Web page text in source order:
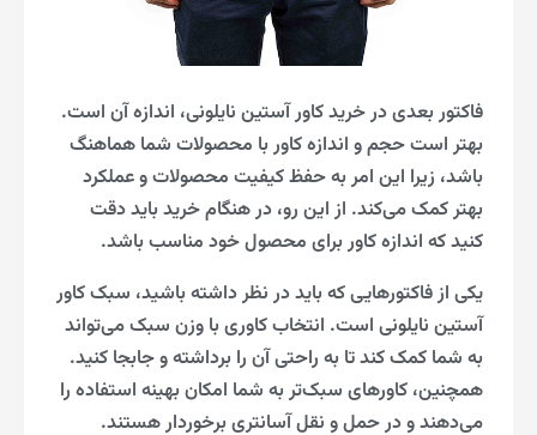
فاکتور بعدی در خرید کاور آستین نایلونی، اندازه آن است.
بهتر است حجم و اندازه کاور با محصولات شما هماهنگ
باشد، زیرا این امر به حفظ کیفیت محصولات و عملکرد
بهتر کمک می‌کند. از این رو، در هنگام خرید باید دقت
کنید که اندازه کاور برای محصول خود مناسب باشد.
یکی از فاکتورهایی که باید در نظر داشته باشید، سبک کاور
آستین نایلونی است. انتخاب کاوری با وزن سبک می‌تواند
به شما کمک کند تا به راحتی آن را برداشته و جابجا کنید.
همچنین، کاورهای سبک‌تر به شما امکان بهینه استفاده را
می‌دهند و در حمل و نقل آسانتری برخوردار هستند.